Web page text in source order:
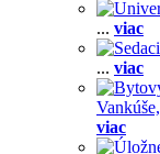
... viac
... viac
Vankúše,
viac